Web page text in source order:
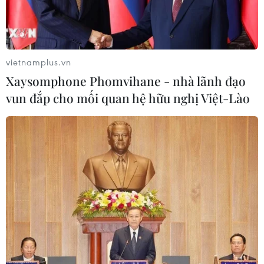
Cảnh sát Bolivia bắt giữ cựu Tổng thống
vừa mãn nhiệm
Ông Luis Arce được cho là có hành vi tham ô trong thời
gian ông giữ chức Bộ trưởng Kinh tế dưới thời cựu Tổng
vietnamplus.vn
Xaysomphone Phomvihane - nhà lãnh đạo
vun đắp cho mối quan hệ hữu nghị Việt-Lào